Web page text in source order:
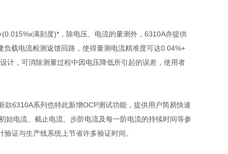
满刻度)* ，除电压、电流的量测外， 6310A亦提供
载电流检测返馈回路，使得量测电流精准度可达0.04%+
计，可消除测量过程中因电压降低所引起的误差，使用者
款6310A系列也特此新增OCP测试功能，提供用户简易快速
始电流、截止电流、步阶电流及每一阶电流的持续时间等参
证与生产线系统上节省许多验证时间。